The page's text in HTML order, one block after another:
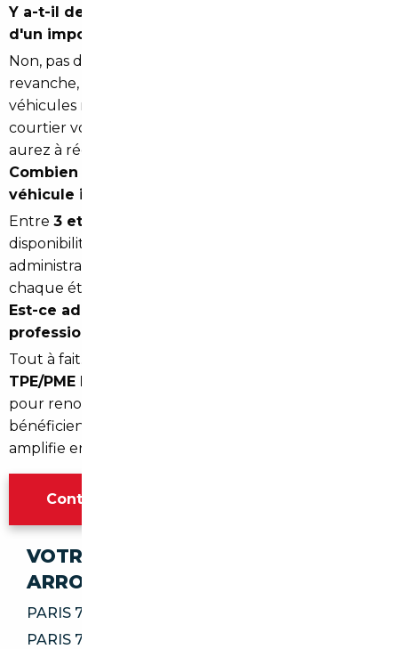
Y a-t-il des taxes supplémentaires à payer lors
d'un import au sein de l'Union européenne ?
Non, pas de droits de douane au sein de l'UE. En
revanche, la
véhicules neufs selon des règles spécifiques. Le
courtier vous explique précisément ce que vous
aurez à régler avant tout engagement.
Combien de temps faut-il pour recevoir son
véhicule importé ?
Entre 3 et 8 semaines
disponibilité du véhicule, le pays d'origine et les délais
administratifs. Le courtier vous tient informé à
chaque étape du processus.
Est-ce adapté pour un achat de véhicule
professionnel ou en société ?
Tout à fait. De nombreux
TPE/PME basés à Paris
pour renouveler leur flotte. Les achats en société
bénéficient souvent d'une TVA récupérable, ce qui
amplifie encore l'intérêt financier de l'import.
Contacter l'agence Paris
VOTRE IMPORT SÉCURISÉ DANS CES
ARRONDISSEMENTS
PARIS 75001
PARIS 75002